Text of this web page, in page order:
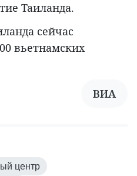
Таиланда.
сейчас
вьетнамских
ВИА
центр